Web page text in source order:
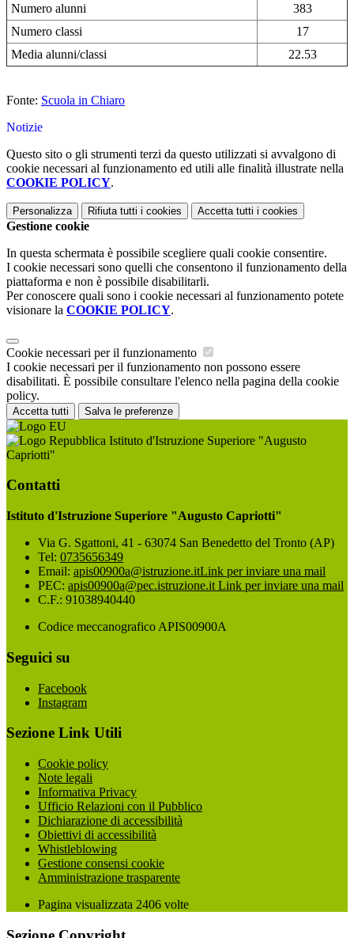
Numero alunni
383
Numero classi
17
Media alunni/classi
22.53
Fonte: Scuola in Chiaro
Notizie
Questo sito o gli strumenti terzi da questo utilizzati si avvalgono di
cookie necessari al funzionamento ed utili alle finalità illustrate nella
COOKIE POLICY.
Personalizza Rifiuta tutti i cookies Accetta tutti i cookies
Gestione cookie
In questa schermata è possibile scegliere quali cookie consentire.
I cookie necessari sono quelli che consentono il funzionamento della
piattaforma e non è possibile disabilitarli.
Per conoscere quali sono i cookie necessari al funzionamento potete
visionare la COOKIE POLICY.
Cookie necessari per il funzionamento
I cookie necessari per il funzionamento non possono essere
disabilitati. È possibile consultare l'elenco nella pagina della cookie
policy.
Accetta tutti Salva le preferenze
Istituto d'Istruzione Superiore "Augusto
Capriotti"
Contatti
Istituto d'Istruzione Superiore "Augusto Capriotti"
Via G. Sgattoni, 41 - 63074 San Benedetto del Tronto (AP)
Tel: 0735656349
Email: apis00900a@istruzione.itLink per inviare una mail
PEC: apis00900a@pec.istruzione.it Link per inviare una mail
C.F.: 91038940440
Codice meccanografico APIS00900A
Seguici su
Facebook
Instagram
Sezione Link Utili
Cookie policy
Note legali
Informativa Privacy
Ufficio Relazioni con il Pubblico
Dichiarazione di accessibilità
Obiettivi di accessibilità
Whistleblowing
Gestione consensi cookie
Amministrazione trasparente
Pagina visualizzata 2406 volte